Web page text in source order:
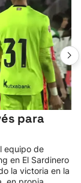
para
equipo de
en El Sardinero
la victoria en la